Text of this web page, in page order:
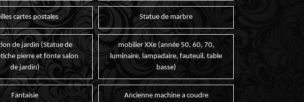
cartes postales Statue de marbre
de jardin (Statue de
pierre et fonte salon
de jardin)
mobilier XXe (année 50, 60, 70,
luminaire, lampadaire, fauteuil, table
basse)
Fantaisie Ancienne machine a coudre